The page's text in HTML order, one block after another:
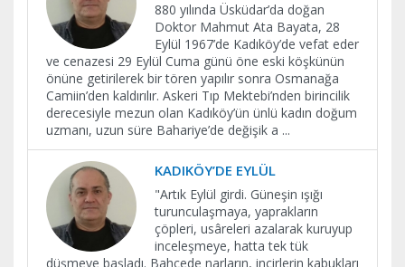
880 yılında Üsküdar’da doğan
Doktor Mahmut Ata Bayata, 28
Eylül 1967’de Kadıköy’de vefat eder
ve cenazesi 29 Eylül Cuma günü öne eski köşkünün
önüne getirilerek bir tören yapılır sonra Osmanağa
Camiin’den kaldırılır. Askeri Tıp Mektebi’nden birincilik
derecesiyle mezun olan Kadıköy’ün ünlü kadın doğum
uzmanı, uzun süre Bahariye’de değişik a ...
KADIKÖY’DE EYLÜL
"Artık Eylül girdi. Güneşin ışığı
turunculaşmaya, yaprakların
çöpleri, usâreleri azalarak kuruyup
inceleşmeye, hatta tek tük
düşmeye başladı. Bahçede narların, incirlerin kabukları